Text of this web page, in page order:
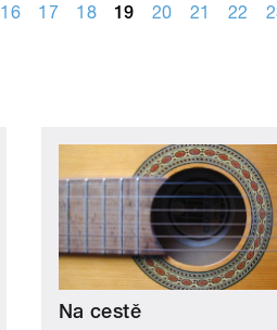
16 17 18 19 20 21 22
Na cestě